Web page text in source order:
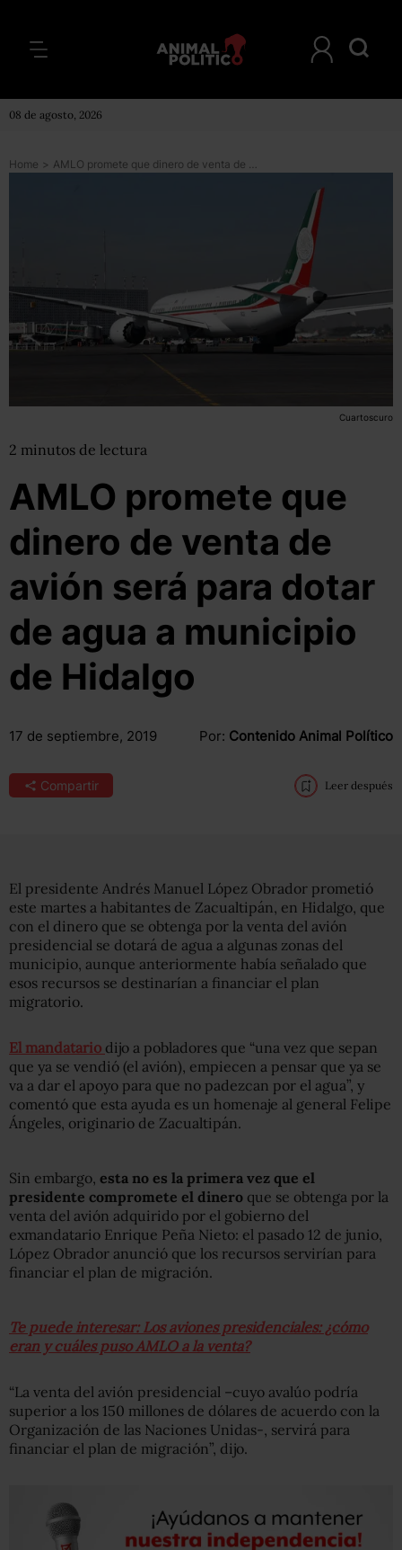
08 de agosto, 2026
Home > AMLO promete que dinero de venta de avión será para dotar de agua a municipio de Hidalgo
Cuartoscuro
2 minutos de lectura
AMLO promete que
dinero de venta de
avión será para dotar
de agua a municipio
de Hidalgo
17 de septiembre, 2019 Por: Contenido Animal Político
Compartir Leer después
El presidente Andrés Manuel López Obrador prometió
este martes a habitantes de Zacualtipán, en Hidalgo, que
con el dinero que se obtenga por la venta del avión
presidencial se dotará de agua a algunas zonas del
municipio, aunque anteriormente había señalado que
esos recursos se destinarían a financiar el plan
migratorio.
El mandatario dijo a pobladores que “una vez que sepan
que ya se vendió (el avión), empiecen a pensar que ya se
va a dar el apoyo para que no padezcan por el agua”, y
comentó que esta ayuda es un homenaje al general Felipe
Ángeles, originario de Zacualtipán.
Sin embargo, esta no es la primera vez que el
presidente compromete el dinero que se obtenga por la
venta del avión adquirido por el gobierno del
exmandatario Enrique Peña Nieto: el pasado 12 de junio,
López Obrador anunció que los recursos servirían para
financiar el plan de migración.
Te puede interesar: Los aviones presidenciales: ¿cómo
eran y cuáles puso AMLO a la venta?
“La venta del avión presidencial –cuyo avalúo podría
superior a los 150 millones de dólares de acuerdo con la
Organización de las Naciones Unidas-, servirá para
financiar el plan de migración”, dijo.